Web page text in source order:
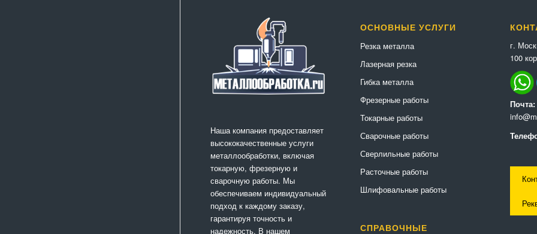
Наша компания предоставляет
высококачественные услуги
металлообработки, включая
токарную, фрезерную и
сварочную работы. Мы
обеспечиваем индивидуальный
подход к каждому заказу,
гарантируя точность и
надежность. В нашем
ОСНОВНЫЕ УСЛУГИ
Резка металла
Лазерная резка
Гибка металла
Фрезерные работы
Токарные работы
Сварочные работы
Сверлильные работы
Расточные работы
Шлифовальные работы
СПРАВОЧНЫЕ
г.
100
Почта: